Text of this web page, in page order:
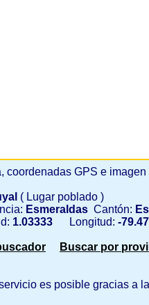
coordenadas GPS e
( Lugar poblado )
Esmeraldas Cantón:
1.03333 Longitud: -
Buscar por
es posible gracias a